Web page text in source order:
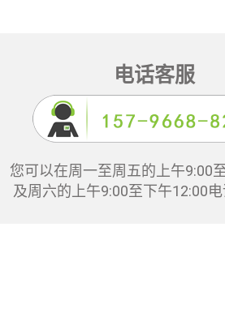
电话客服
您可以在周一至周五的上午9:00
及周六的上午9:00至下午12:00